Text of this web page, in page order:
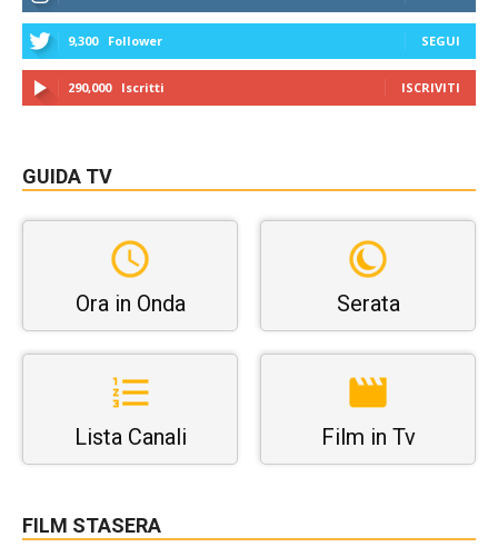
9,300 Follower SEGUI
290,000 Iscritti ISCRIVITI
GUIDA TV
Ora in Onda Serata
Lista Canali Film in Tv
FILM STASERA